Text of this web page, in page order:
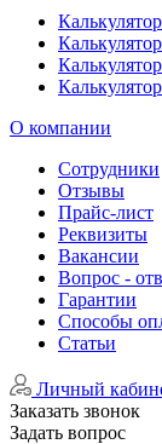
О компании
Сотрудники
Отзывы
Прайс-лист
Реквизиты
Вакансии
Вопрос -
Гарантии
Способы
Статьи
Личный
Заказать звонок
Задать вопрос